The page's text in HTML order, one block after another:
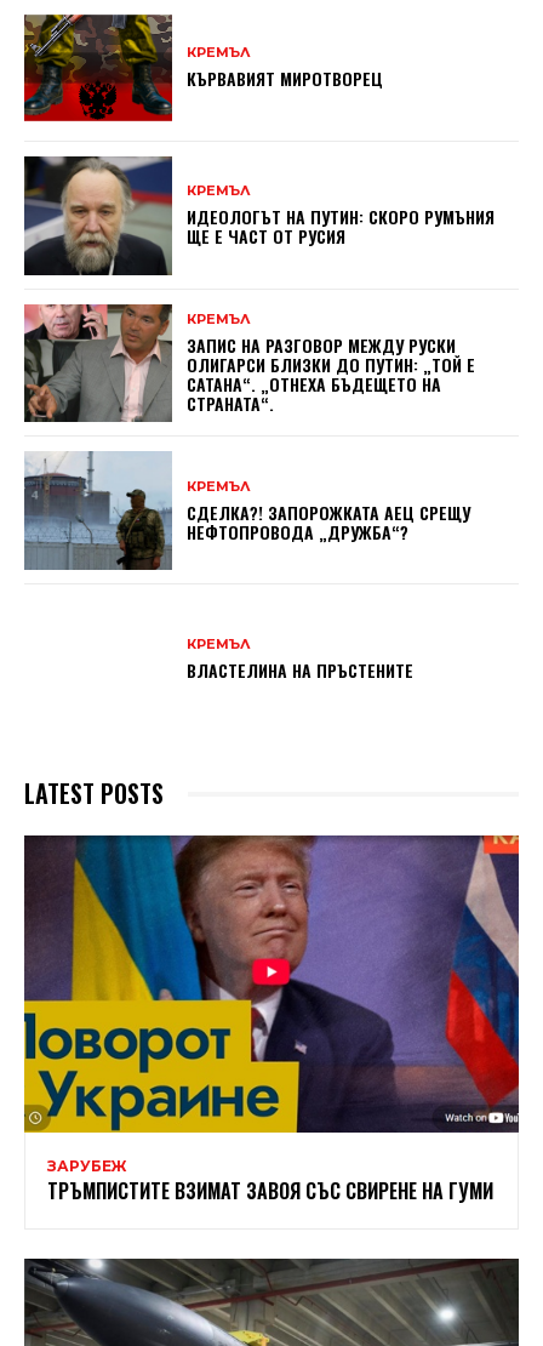
КРЕМЪЛ
КЪРВАВИЯT МИРОТВОРЕЦ
КРЕМЪЛ
ИДЕОЛОГЪТ НА ПУТИН: СКОРО РУМЪНИЯ
ЩЕ Е ЧАСТ ОТ РУСИЯ
КРЕМЪЛ
ЗАПИС НА РАЗГОВОР МЕЖДУ РУСКИ
ОЛИГАРСИ БЛИЗКИ ДО ПУТИН: „ТОЙ Е
САТАНА“. „ОТНЕХА БЪДЕЩЕТО НА
СТРАНАТА“.
КРЕМЪЛ
СДЕЛКА?! ЗАПОРОЖКАТА АЕЦ СРЕЩУ
НЕФТОПРОВОДА „ДРУЖБА“?
КРЕМЪЛ
ВЛАСТЕЛИНА НА ПРЪСТЕНИТЕ
LATEST POSTS
ЗАРУБЕЖ
ТРЪМПИСТИТЕ ВЗИМАТ ЗАВОЯ СЪС СВИРЕНЕ НА ГУМИ